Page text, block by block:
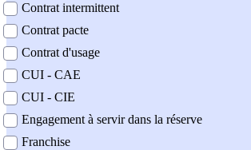
Contrat intermittent
Contrat pacte
Contrat d'usage
CUI - CAE
CUI - CIE
Engagement à servir dans la réserve
Franchise